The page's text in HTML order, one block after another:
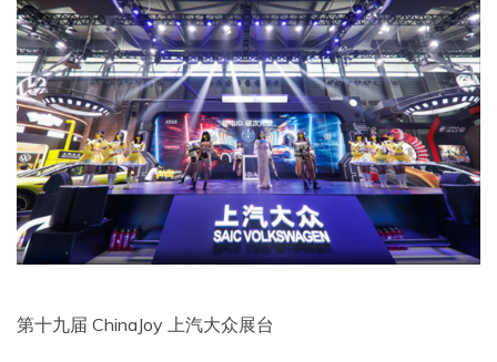
第十九届 ChinaJoy 上汽大众展台